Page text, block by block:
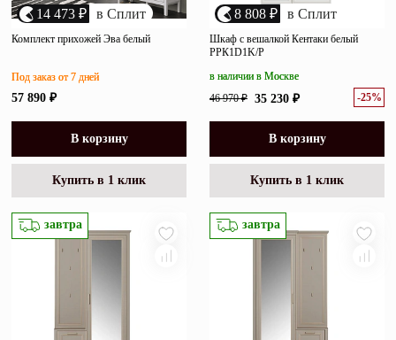
14 473 ₽ в Сплит
Комплект прихожей Эва белый
57 890 ₽
Под заказ от 7 дней
В корзину
Купить в 1 клик
8 808 ₽ в Сплит
Шкаф с вешалкой Кентаки белый
РРК1D1K/P
46 970 ₽ 35 230 ₽ -25%
в наличии в Москве
В корзину
Купить в 1 клик
завтра завтра